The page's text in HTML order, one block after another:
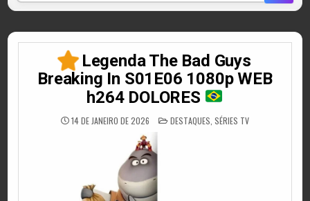
Legenda The Bad Guys
Breaking In S01E06 1080p WEB
h264 DOLORES
14 DE JANEIRO DE 2026 POSTED
IN
DESTAQUES SÉRIES TV